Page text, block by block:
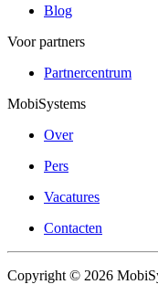
Blog
Voor partners
Partnercentrum
MobiSystems
Over
Pers
Vacatures
Contacten
Copyright © 2026